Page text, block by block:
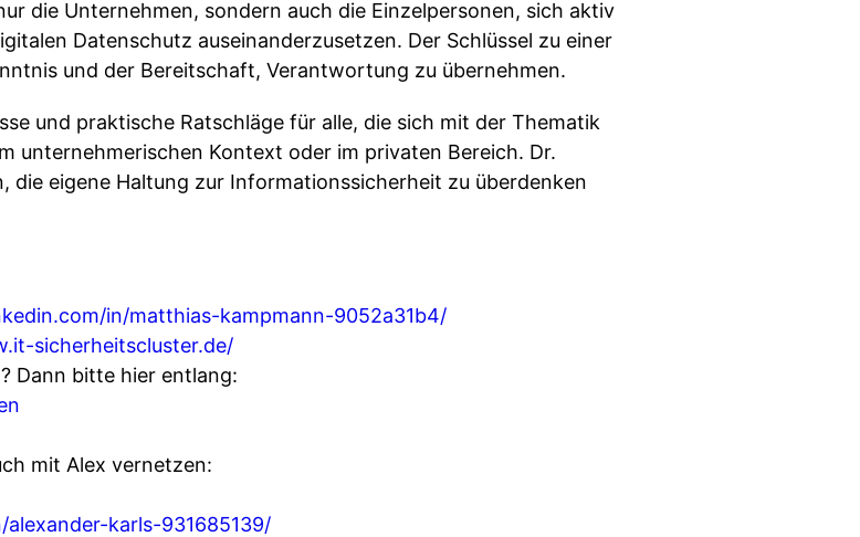
die Unternehmen, sondern auch die Einzelpersonen, sich aktiv
Datenschutz auseinanderzusetzen. Der Schlüssel zu einer
und der Bereitschaft, Verantwortung zu übernehmen.
und praktische Ratschläge für alle, die sich mit der Thematik
unternehmerischen Kontext oder im privaten Bereich. Dr.
die eigene Haltung zur Informationssicherheit zu überdenken
in/matthias-kampmann-9052a31b4/
sicherheitscluster.de/
Dann bitte hier entlang:
mit Alex vernetzen:
karls-931685139/